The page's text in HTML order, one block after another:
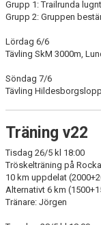
Grupp 1: Trailrunda
Grupp 2: Gruppen
Lördag 6/6
Tävling SkM 3000m,
Söndag 7/6
Tävling
Träning v22
Tisdag 26/5 kl 18:00
Tröskelträning på
10 km uppdelat
Alternativt 6 km
Tränare: Jörgen